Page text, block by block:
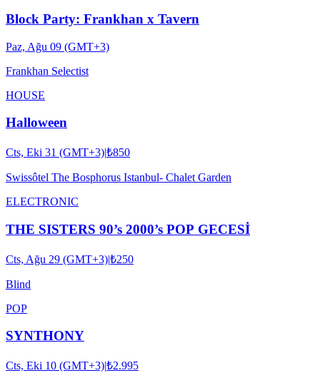
Block Party: Frankhan x Tavern
Paz, Ağu 09 (GMT+3)
Frankhan Selectist
HOUSE
Halloween
Cts, Eki 31 (GMT+3)|₺850
Swissôtel The Bosphorus Istanbul- Chalet Garden
ELECTRONIC
THE SISTERS 90’s 2000’s POP GECESİ
Cts, Ağu 29 (GMT+3)|₺250
Blind
POP
SYNTHONY
Cts, Eki 10 (GMT+3)|₺2.995